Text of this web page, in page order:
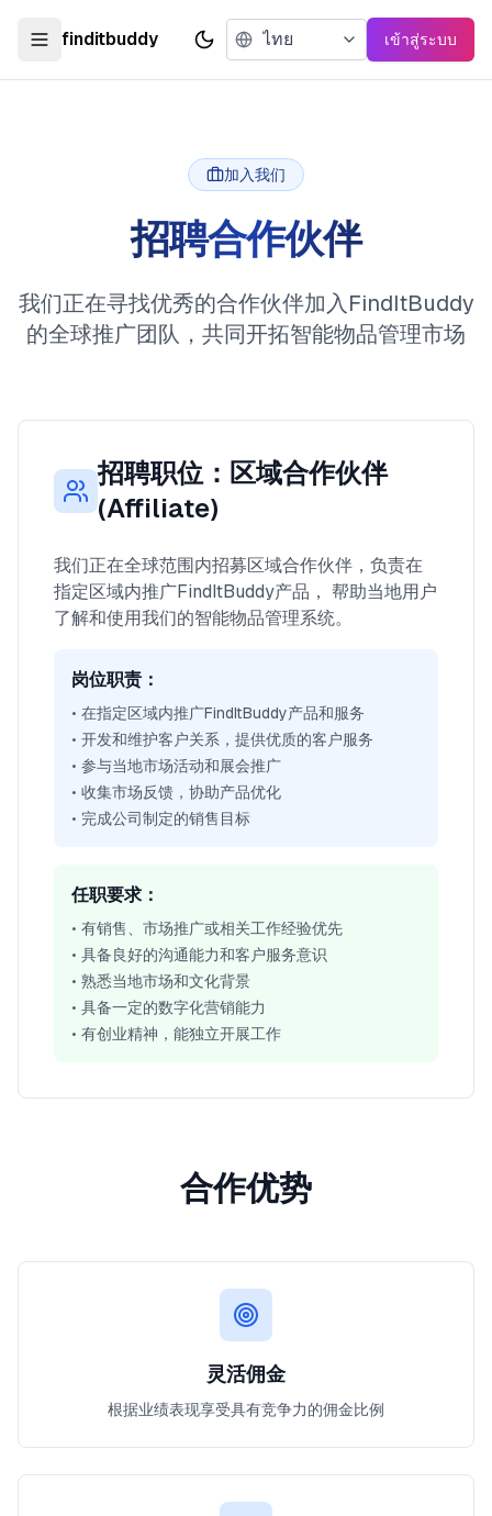
finditbuddy Toggle theme
เข้าสู่ระบบ
加入我们
招聘合作伙伴
我们正在寻找优秀的合作伙伴加入FindItBuddy
的全球推广团队，共同开拓智能物品管理市场
招聘职位：区域合作伙伴
(Affiliate)
我们正在全球范围内招募区域合作伙伴，负责在
指定区域内推广FindItBuddy产品， 帮助当地用户
了解和使用我们的智能物品管理系统。
岗位职责：
• 在指定区域内推广FindItBuddy产品和服务
• 开发和维护客户关系，提供优质的客户服务
• 参与当地市场活动和展会推广
• 收集市场反馈，协助产品优化
• 完成公司制定的销售目标
任职要求：
• 有销售、市场推广或相关工作经验优先
• 具备良好的沟通能力和客户服务意识
• 熟悉当地市场和文化背景
• 具备一定的数字化营销能力
• 有创业精神，能独立开展工作
合作优势
灵活佣金
根据业绩表现享受具有竞争力的佣金比例